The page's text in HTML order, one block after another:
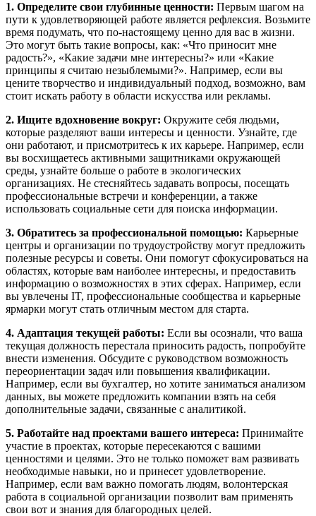
1. Определите свои глубинные ценности: Первым шагом на
пути к удовлетворяющей работе является рефлексия. Возьмите
время подумать, что по-настоящему ценно для вас в жизни.
Это могут быть такие вопросы, как: «Что приносит мне
радость?», «Какие задачи мне интересны?» или «Какие
принципы я считаю незыблемыми?». Например, если вы
цените творчество и индивидуальный подход, возможно, вам
стоит искать работу в области искусства или рекламы.
2. Ищите вдохновение вокруг: Окружите себя людьми,
которые разделяют ваши интересы и ценности. Узнайте, где
они работают, и присмотритесь к их карьере. Например, если
вы восхищаетесь активными защитниками окружающей
среды, узнайте больше о работе в экологических
организациях. Не стесняйтесь задавать вопросы, посещать
профессиональные встречи и конференции, а также
использовать социальные сети для поиска информации.
3. Обратитесь за профессиональной помощью: Карьерные
центры и организации по трудоустройству могут предложить
полезные ресурсы и советы. Они помогут сфокусироваться на
областях, которые вам наиболее интересны, и предоставить
информацию о возможностях в этих сферах. Например, если
вы увлечены IT, профессиональные сообщества и карьерные
ярмарки могут стать отличным местом для старта.
4. Адаптация текущей работы: Если вы осознали, что ваша
текущая должность перестала приносить радость, попробуйте
внести изменения. Обсудите с руководством возможность
переориентации задач или повышения квалификации.
Например, если вы бухгалтер, но хотите заниматься анализом
данных, вы можете предложить компании взять на себя
дополнительные задачи, связанные с аналитикой.
5. Работайте над проектами вашего интереса: Принимайте
участие в проектах, которые пересекаются с вашими
ценностями и целями. Это не только поможет вам развивать
необходимые навыки, но и принесет удовлетворение.
Например, если вам важно помогать людям, волонтерская
работа в социальной организации позволит вам применять
свои вот и знания для благородных целей.